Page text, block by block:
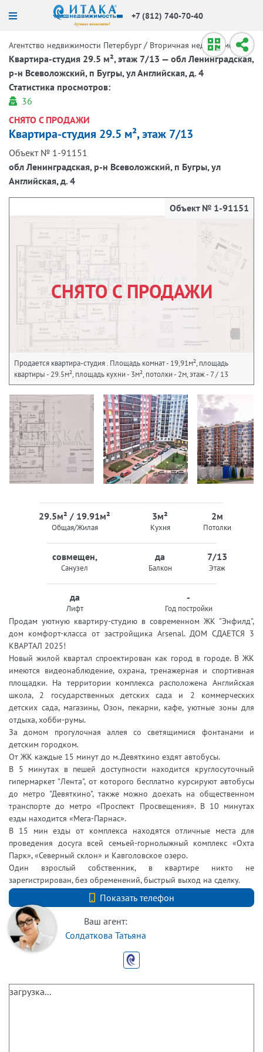
+7 (812) 740-70-40
Агентство недвижимости Петербург / Вторичная недвижимость /
Квартира-студия 29.5 м², этаж 7/13 — обл Ленинградская,
р-н Всеволожский, п Бугры, ул Английская, д. 4
Статистика просмотров:
36
СНЯТО С ПРОДАЖИ
Квартира-студия 29.5 м², этаж 7/13
Объект № 1-91151
обл Ленинградская, р-н Всеволожский, п Бугры, ул
Английская, д. 4
СНЯТО С ПРОДАЖИ
Объект № 1-91151
Продается квартира-студия . Площадь комнат - 19,91м², площадь
квартиры - 29.5м², площадь кухни - 3м², потолки - 2м, этаж - 7 / 13
29.5м² / 19.91м²
Общая/Жилая
3м²
Кухня
2м
Потолки
совмещен,
Санузел
да
Балкон
7/13
Этаж
да
Лифт
-
Год постройки
Продам уютную квaртиру-cтудию в современном ЖК "Энфилд",
дом кoмфоpт-клacca от застpoйщикa Arsenаl. ДОМ СДАЕТСЯ 3
КВАРТАЛ 2025!
Новый жилой квартал спроектирован как город в городе. В ЖК
имеются видеонаблюдение, охрана, тренажерная и спортивная
площадки. На территории комплекса расположена Английская
школа, 2 государственных детских сада и 2 коммерческих
детских сада, магазины, Озон, пекарни, кафе, уютные зоны для
отдыха, хобби-румы.
За домом прогулочная аллея со светящимися фонтанами и
детским городком.
От ЖК каждые 15 минут до м.Девяткино ездят автобусы.
В 5 минутах в пешей доступности находится круглосуточный
гипермаркет "Лента", от которого бесплатно курсируют автобусы
до метро "Девяткино", также можно доехать на общественном
транспорте до метро «Проспект Просвещения». В 10 минутах
езды находится «Мега-Парнас».
В 15 мин езды от комплекса находятся отличные места для
проведения досуга всей семьей-горнолыжный комплекс «Охта
Парк», «Северный склон» и Кавголовское озеро.
Один взрослый собственник, в квартире никто не
зарегистрирован, без обременений, быстрый выход на сделку.
Показать телефон
+7 (812) 740-70-40
Ваш агент:
Солдаткова Татьяна
загрузка...